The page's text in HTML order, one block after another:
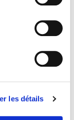
les détails
qui ne surprend
son rapporteur,
vieux la vue
voit plus de près,
qui ne me
me fait un très
charmant
et comme